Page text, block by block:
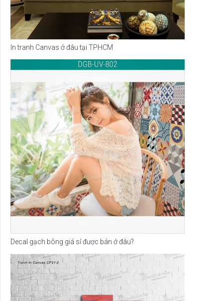
In tranh Canvas ở đâu tại TPHCM
Decal gạch bông giá sỉ được bán ở đâu?